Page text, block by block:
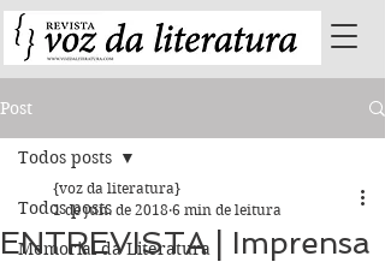
Post
Todos posts
Memorial da Literatura
Todos posts
ENTREVISTA | Imprensa
{voz da literatura}
1 de jun. de 2018 6 min de leitura